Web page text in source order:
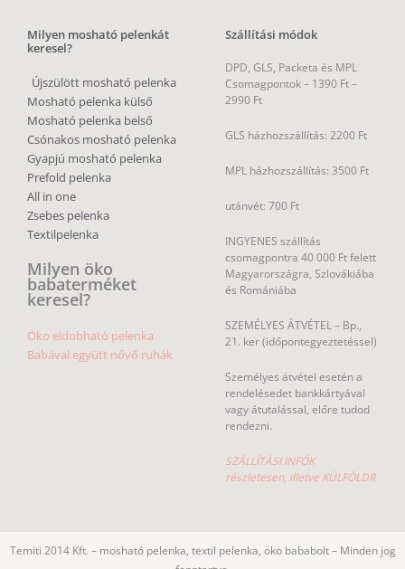
Milyen mosható pelenkát
keresel?
Újszülött mosható pelenka
Mosható pelenka külső
Mosható pelenka belső
Csónakos mosható pelenka
Gyapjú mosható pelenka
Prefold pelenka
All in one
Zsebes pelenka
Textilpelenka
Milyen öko
babaterméket
keresel?
Öko eldobható pelenka
Babával együtt nővő ruhák
Szállítási módok
DPD, GLS, Packeta és MPL
Csomagpontok – 1390 Ft –
2990 Ft
GLS házhozszállítás: 2200 Ft
MPL házhozszállítás: 3500 Ft
utánvét: 700 Ft
INGYENES szállítás
csomagpontra 40 000 Ft felett
Magyarországra, Szlovákiába
és Romániába
SZEMÉLYES ÁTVÉTEL – Bp.,
21. ker (időpontegyeztetéssel)
Személyes átvétel esetén a
rendelésedet bankkártyával
vagy átutalással, előre tudod
rendezni.
SZÁLLÍTÁSI INFÓK
részletesen, illetve KÜLFÖLDR
Temiti 2014 Kft. – mosható pelenka, textil pelenka, öko bababolt – Minden jog